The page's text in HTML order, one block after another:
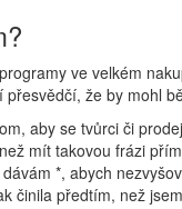
ve velkém
že by mohl
aby se tvůrci či
mít takovou frázi
*, abych
činila předtím, než